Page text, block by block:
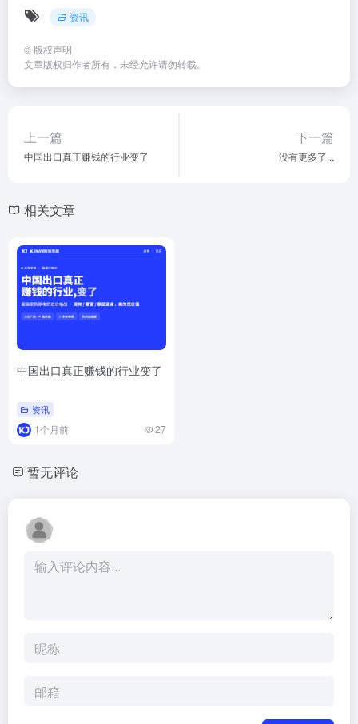
资讯
© 版权声明
文章版权归作者所有，未经允许请勿转载。
上一篇
中国出口真正赚钱的行业变了
下一篇
没有更多了...
相关文章
中国出口真正赚钱的行业变了
资讯
1个月前 27
暂无评论